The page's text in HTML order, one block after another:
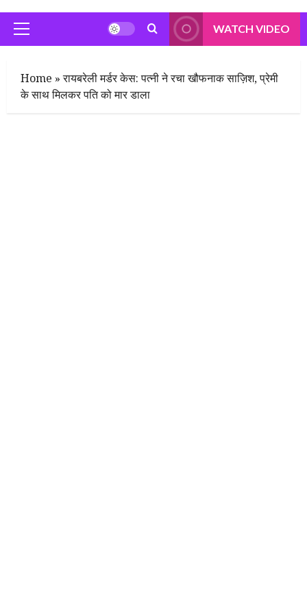
Primary
Menu
WATCH VIDEO
Home »रायबरेली मर्डर केस: पत्नी ने रचा खौफनाक साज़िश, प्रेमी
के साथ मिलकर पति को मार डाला